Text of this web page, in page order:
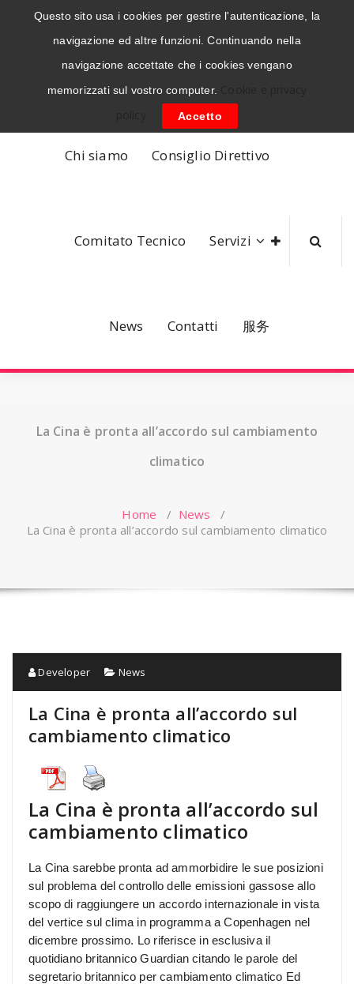
Chi siamo Consiglio Direttivo
Comitato Tecnico Servizi
News Contatti 服务
La Cina è pronta all’accordo sul cambiamento
climatico
Home / News /
La Cina è pronta all’accordo sul cambiamento climatico
Developer News
La Cina è pronta all’accordo sul
cambiamento climatico
La Cina è pronta all’accordo sul
cambiamento climatico
La Cina sarebbe pronta ad ammorbidire le sue posizioni
sul problema del controllo delle emissioni gassose allo
scopo di raggiungere un accordo internazionale in vista
del vertice sul clima in programma a Copenhagen nel
dicembre prossimo. Lo riferisce in esclusiva il
quotidiano britannico Guardian citando le parole del
segretario britannico per cambiamento climatico Ed
Questo sito usa i cookies per gestire l'autenticazione, la
navigazione ed altre funzioni. Continuando nella
navigazione accettate che i cookies vengano
memorizzati sul vostro computer.
Accetto